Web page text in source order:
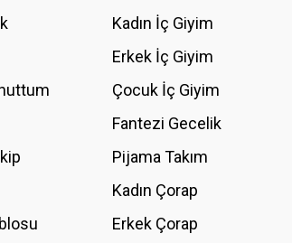
Kadın İç Giyim
Erkek İç Giyim
Çocuk İç Giyim
Fantezi Gecelik
Pijama Takım
Kadın Çorap
Erkek Çorap